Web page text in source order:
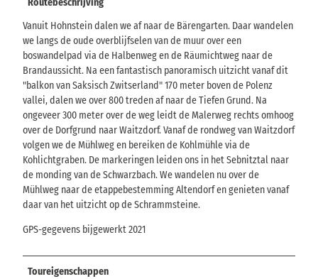
Vanuit Hohnstein dalen we af naar de Bärengarten. Daar wandelen
we langs de oude overblijfselen van de muur over een
boswandelpad via de Halbenweg en de Räumichtweg naar de
Brandaussicht. Na een fantastisch panoramisch uitzicht vanaf dit
"balkon van Saksisch Zwitserland" 170 meter boven de Polenz
vallei, dalen we over 800 treden af naar de Tiefen Grund. Na
ongeveer 300 meter over de weg leidt de Malerweg rechts omhoog
over de Dorfgrund naar Waitzdorf. Vanaf de rondweg van Waitzdorf
volgen we de Mühlweg en bereiken de Kohlmühle via de
Kohlichtgraben. De markeringen leiden ons in het Sebnitztal naar
de monding van de Schwarzbach. We wandelen nu over de
Mühlweg naar de etappebestemming Altendorf en genieten vanaf
daar van het uitzicht op de Schrammsteine.
GPS-gegevens bijgewerkt 2021
Toureigenschappen